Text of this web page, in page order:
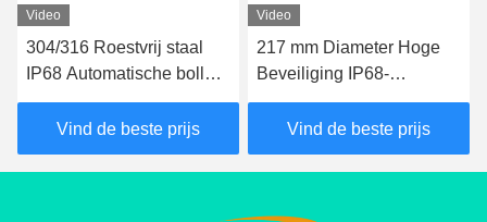
Video
304/316 Roestvrij staal
IP68 Automatische bollard
met een hoogte van 600-
1000 mm voor
hydraulische beveiliging
Vind de beste prijs
Video
217 mm Diameter Hoge
Beveiliging IP68-
gecertificeerde
Automatische Palen voor
Opritten en
Parkeerplaatsen
Vind de beste prijs